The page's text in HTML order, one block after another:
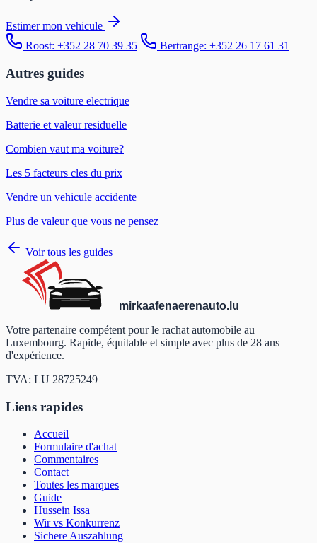
Estimer mon vehicule
Roost: +352 28 70 39 35
Bertrange: +352 26 17 61 31
Autres guides
Vendre sa voiture electrique
Batterie et valeur residuelle
Combien vaut ma voiture?
Les 5 facteurs cles du prix
Vendre un vehicule accidente
Plus de valeur que vous ne pensez
Voir tous les guides
mirkaafenaerenauto.lu
Votre partenaire compétent pour le rachat automobile au
Luxembourg. Rapide, équitable et simple avec plus de 28 ans
d'expérience.
TVA: LU 28725249
Liens rapides
Accueil
Formulaire d'achat
Commentaires
Contact
Toutes les marques
Guide
Hussein Issa
Wir vs Konkurrenz
Sichere Auszahlung